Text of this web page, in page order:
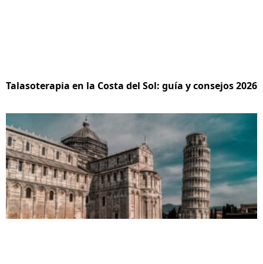
Talasoterapia en la Costa del Sol: guía y consejos 2026